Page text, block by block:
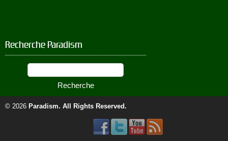
Recherche Paradism
© 2026 Paradism. All Rights Reserved.